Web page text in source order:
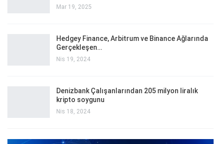
Mar 19, 2025
Hedgey Finance, Arbitrum ve Binance Ağlarında
Gerçekleşen…
Nis 19, 2024
Denizbank Çalışanlarından 205 milyon liralık
kripto soygunu
Nis 18, 2024